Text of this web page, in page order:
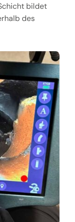
bildet
des